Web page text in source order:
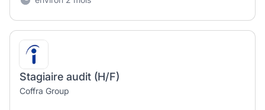
Stagiaire audit (H/F)
Coffra Group